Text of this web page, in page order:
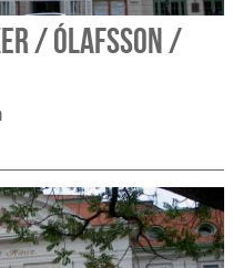
/ Ólafsson /